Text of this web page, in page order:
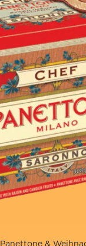
Panettone &